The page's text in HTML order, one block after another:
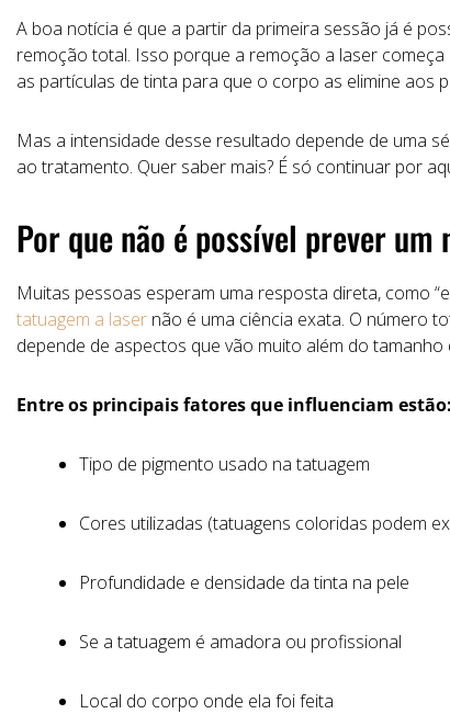
A boa notícia é que a partir da primeira sessão já é
remoção total. Isso porque a remoção a laser começa
as partículas detinta para que o corpo as elimine aos
Mas a intensidade desse resultado depende de uma
aotratamento. Quer saber mais? É só continuar por
Porquenão épossível preverum
Muitas pessoas esperam uma resposta direta, como “
tatuagem a laser não é uma ciência exata. O número
depende de aspectos que vão muito além dotamanho
Entreos principaisfatoresque influenciam estão:
Tipo de pigmento usado natatuagem
Cores utilizadas (tatuagens coloridas podem
Profundidade e densidade datinta na pele
Se atatuagem é amadora ou profissional
Local do corpo onde ela foifeita